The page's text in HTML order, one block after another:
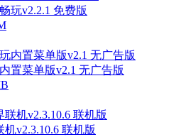
玩v2.2.1 免费版
置菜单版v2.1 无广告版
v2.3.10.6 联机版